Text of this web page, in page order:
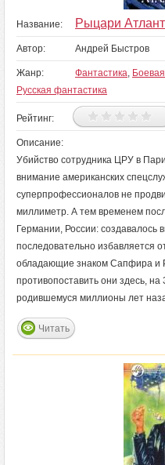
Название: Рыцари
Автор: Андрей Быстров
Жанр: Фантастика,
Русская фантастика
Рейтинг:
Описание:
Убийство сотрудника ЦРУ в
внимание американских
суперпрофессионалов не
миллиметр. А тем временем
Германии, России: создавалось
последовательно избавляется
обладающие знаком Сапфира и
противопоставить они здесь,
родившемуся миллионы лет
Читать